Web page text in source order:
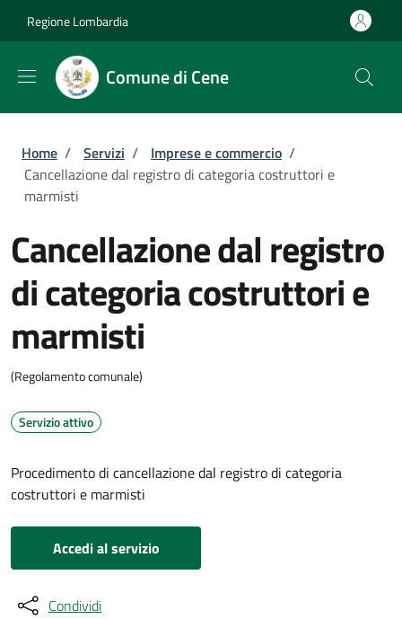
Regione Lombardia
Comune di Cene
Briciole di pane
Home / Servizi / Imprese e commercio /
Cancellazione dal registro di categoria costruttori e
marmisti
Cancellazione dal registro
di categoria costruttori e
marmisti
(Regolamento comunale)
Servizio attivo
Procedimento di cancellazione dal registro di categoria
costruttori e marmisti
Accedi al servizio
Condividi